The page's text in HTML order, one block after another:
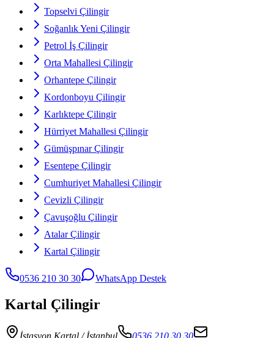
Topselvi Çilingir
Soğanlık Yeni Çilingir
Petrol İş Çilingir
Orta Mahallesi Çilingir
Orhantepe Çilingir
Kordonboyu Çilingir
Karlıktepe Çilingir
Hürriyet Mahallesi Çilingir
Gümüşpınar Çilingir
Esentepe Çilingir
Cumhuriyet Mahallesi Çilingir
Cevizli Çilingir
Çavuşoğlu Çilingir
Atalar Çilingir
Kartal Çilingir
0536 210 30 30 WhatsApp Destek
Kartal Çilingir